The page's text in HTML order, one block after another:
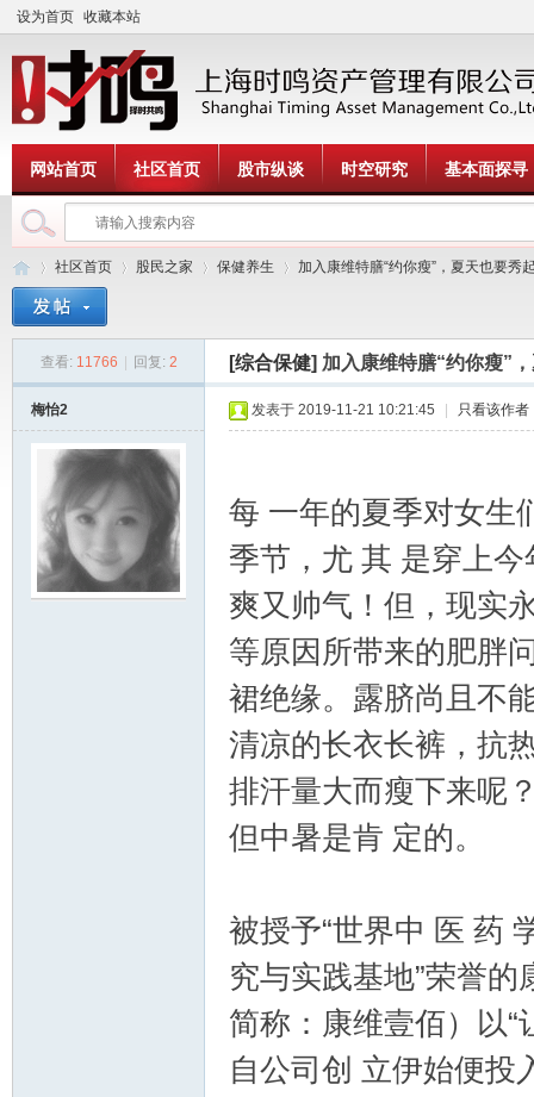
设为首页 收藏本站
网站首页 社区首页 股市纵谈 时空研究 基本面探寻
社区首页
›
股民之家 保健养生
›
加入康维特膳“约你瘦”，夏天也要秀
查看: 11766 回复: 2 [综合保健] 加入康维特膳“约你瘦”
梅怡2 发表于 2019-11-21 10:21:45 只看该作者
每 一年的夏季对女生
季节，尤 其 是穿上
爽又帅气！但，现实
等原因所带来的肥胖
裙绝缘。露脐尚且不
清凉的长衣长裤，抗
排汗量大而瘦下来呢
但中暑是肯 定的。
被授予“世界中 医 药
究与实践基地”荣誉
简称：康维壹佰）以
自公司创 立伊始便投